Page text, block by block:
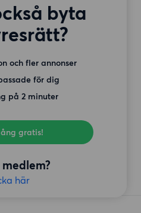
byta
och fler annonser
för dig
på 2 minuter
gratis!
här